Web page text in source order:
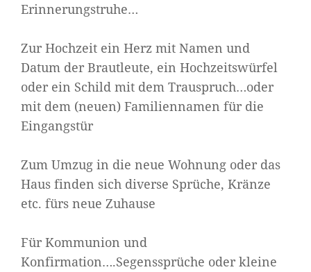
Erinnerungstruhe…
Zur Hochzeit ein Herz mit Namen und
Datum der Brautleute, ein Hochzeitswürfel
oder ein Schild mit dem Trauspruch…oder
mit dem (neuen) Familiennamen für die
Eingangstür
Zum Umzug in die neue Wohnung oder das
Haus finden sich diverse Sprüche, Kränze
etc. fürs neue Zuhause
Für Kommunion und
Konfirmation….Segenssprüche oder kleine